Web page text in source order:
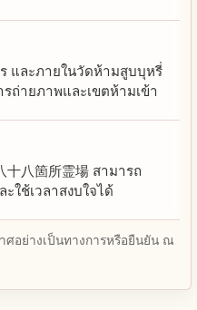
และภายในวัดห้ามสูบบุหรี่
ถ่ายภาพและเขตห้ามเข้า
八箇所霊場 สามารถ
ใช้เวลาสงบใจได้
ศอย่างเป็นทางการหรือยืนยัน ณ